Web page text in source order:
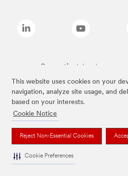
This website uses cookies on your
navigation, analyze site usage, and
based on your interests.
Cookie Notice
Reject Non-Essential Cookies
Cookie Preferences
De ovenstående brands er